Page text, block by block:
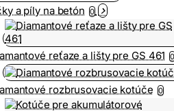
a píly na betón 0
reťaze a lišty pre GS 461
rozbrusovacie kotúče 0